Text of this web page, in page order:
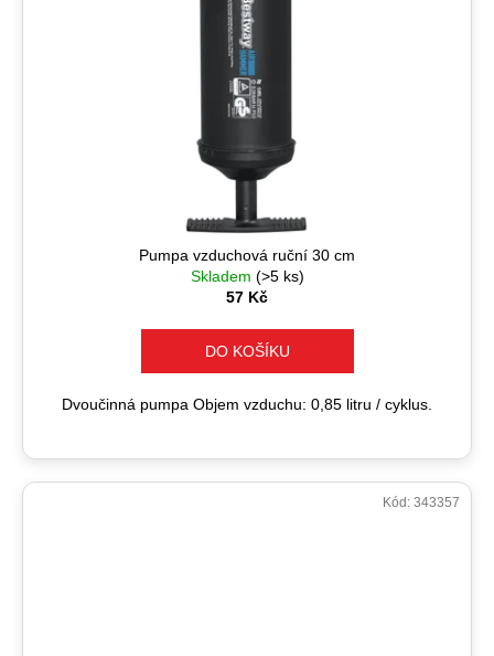
Pumpa vzduchová ruční 30 cm
Skladem (>5 ks)
57 Kč
DO KOŠÍKU
Dvoučinná pumpa Objem vzduchu: 0,85 litru / cyklus.
Kód: 343357